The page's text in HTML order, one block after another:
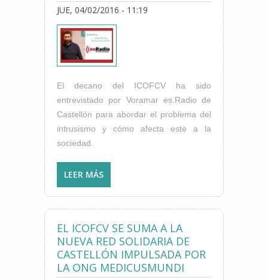
JUE, 04/02/2016 - 11:19
El decano del ICOFCV ha sido
entrevistado por Voramar es.Radio de
Castellón para abordar el problema del
intrusismo y cómo afecta este a la
sociedad.
LEER MÁS
REGULACIÓN DE LAS
DEMASIADO LAXA Y LAS
ACADEMIAS LO
APROVECHAN”
EL ICOFCV SE SUMA A LA
NUEVA RED SOLIDARIA DE
CASTELLÓN IMPULSADA POR
LA ONG MEDICUSMUNDI